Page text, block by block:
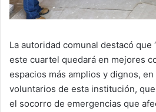
La autoridad comunal destacó que
este cuartel quedará en mejores
espacios más amplios y dignos,
voluntarios de esta institución,
el socorro de emergencias que